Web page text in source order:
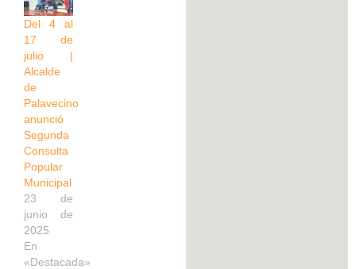
Del 4 al
17 de
julio |
Alcalde
de
Palavecino
anunció
Segunda
Consulta
Popular
Municipal
23 de
junio de
2025
En
«Destacada»